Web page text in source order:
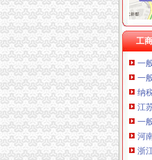
工
怎
一
一
一
一
纳
江
一
河
浙
山